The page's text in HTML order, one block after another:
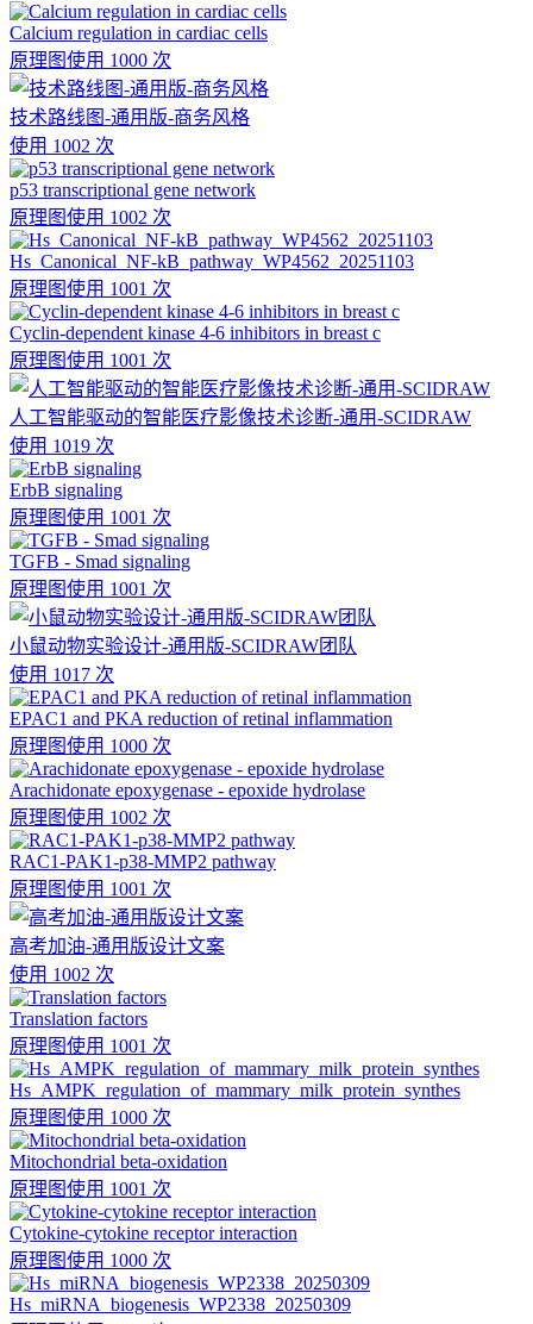
Calcium regulation in cardiac cells
原理图使用 1000 次
技术路线图-通用版-商务风格
使用 1002 次
p53 transcriptional gene network
原理图使用 1002 次
Hs_Canonical_NF-kB_pathway_WP4562_20251103
原理图使用 1001 次
Cyclin-dependent kinase 4-6 inhibitors in breast c
原理图使用 1001 次
人工智能驱动的智能医疗影像技术诊断-通用-SCIDRAW
使用 1019 次
ErbB signaling
原理图使用 1001 次
TGFB - Smad signaling
原理图使用 1001 次
小鼠动物实验设计-通用版-SCIDRAW团队
使用 1017 次
EPAC1 and PKA reduction of retinal inflammation
原理图使用 1000 次
Arachidonate epoxygenase - epoxide hydrolase
原理图使用 1002 次
RAC1-PAK1-p38-MMP2 pathway
原理图使用 1001 次
高考加油-通用版设计文案
使用 1002 次
Translation factors
原理图使用 1001 次
Hs_AMPK_regulation_of_mammary_milk_protein_synthes
原理图使用 1000 次
Mitochondrial beta-oxidation
原理图使用 1001 次
Cytokine-cytokine receptor interaction
原理图使用 1000 次
Hs_miRNA_biogenesis_WP2338_20250309